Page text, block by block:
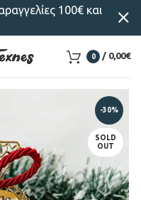
0 / 0,00€
-30%
SOLD
OUT
100€ και